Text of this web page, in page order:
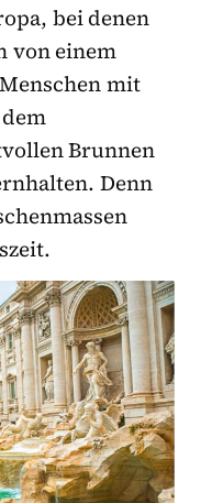
bei denen
einem
mit
Brunnen
Denn